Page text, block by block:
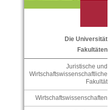
Die Universität
Fakultäten
Juristische und
Wirtschaftswissenschaftliche
Fakultät
Wirtschaftswissenschaften